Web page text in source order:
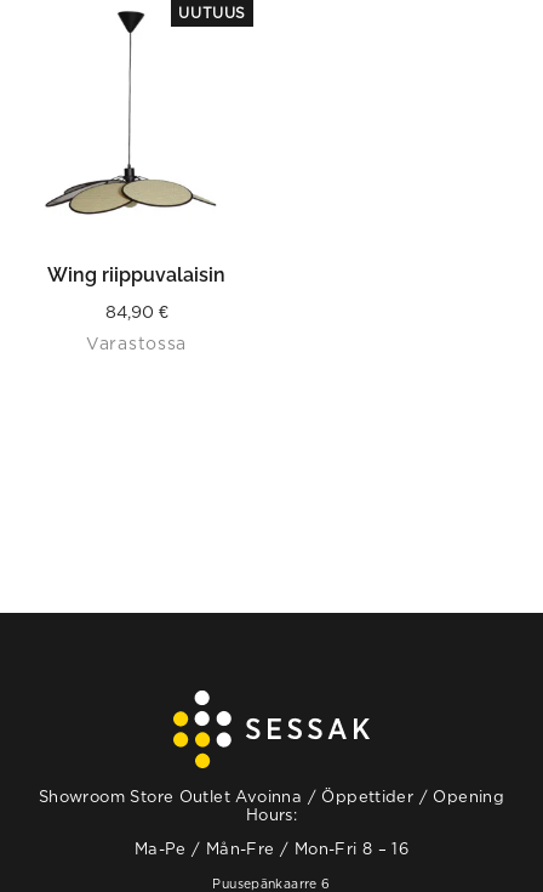
UUTUUS
Wing riippuvalaisin
84,90 €
Varastossa
Showroom Store Outlet Avoinna / Öppettider / Opening
Hours:
Ma-Pe / Mån-Fre / Mon-Fri 8 – 16
Puusepänkaarre 6